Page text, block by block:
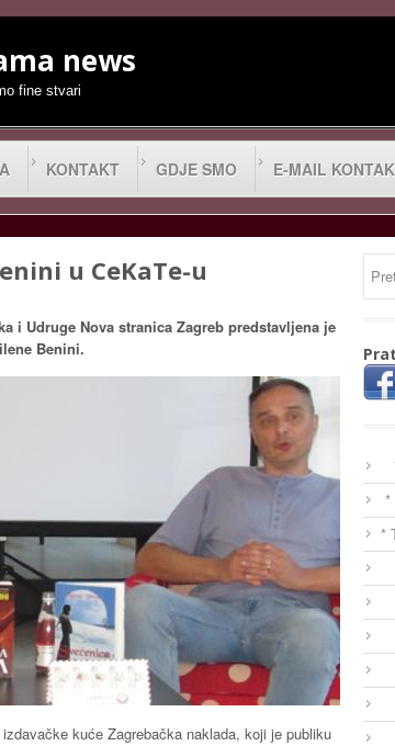
news
fine stvari
KONTAKT GDJE SMO E-MAIL
u CeKaTe-u
i Udruge Nova stranica Zagreb predstavljena je
Benini.
kuće Zagrebačka naklada, koji je publiku
*
*